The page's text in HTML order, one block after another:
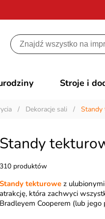
Stroje i
/ Dekoracje sali /
Standy
310 produktów
Standy tekturowez ulubionymi
atrakcję, która zachwyci
Bradleyem Cooperem (lub